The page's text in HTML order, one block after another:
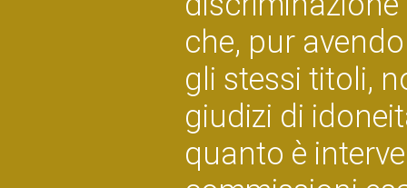
che, pur
gli stessi titoli,
giudizi di
quanto è